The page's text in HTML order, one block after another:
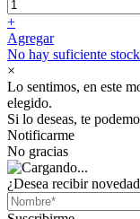
+
Agregar
No hay suficiente
×
Lo sentimos, en este
elegido.
Si lo deseas, te
Notificarme
No gracias
¿Desea recibir